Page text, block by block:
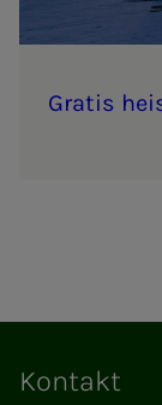
Gra­­­tis
Kontakt